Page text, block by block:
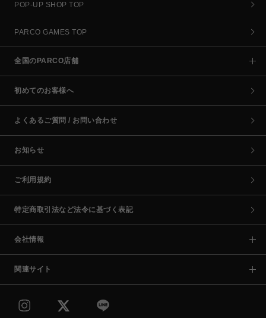
POP-UP SHOP TOP
PARCO GAMES TOP
全国のPARCO店舗
初めてのお客様へ
よくあるご質問 / お問い合わせ
お知らせ
ご利用規約
特定商取引法など法令に基づく表記
会社情報
関連サイト